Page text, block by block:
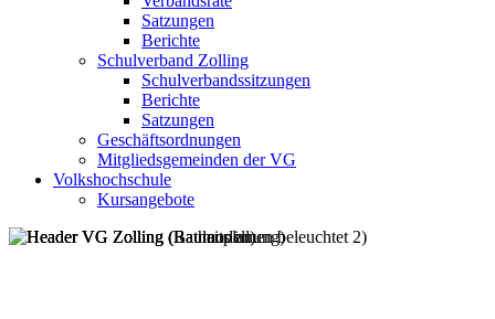
Satzungen
Berichte
Schulverband Zolling
Schulverbandssitzungen
Berichte
Satzungen
Geschäftsordnungen
Mitgliedsgemeinden der VG
Volkshochschule
Kursangebote